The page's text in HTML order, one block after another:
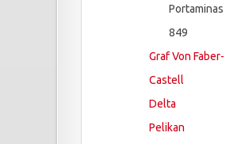
Portaminas
849
Graf Von Faber-
Castell
Delta
Pelikan